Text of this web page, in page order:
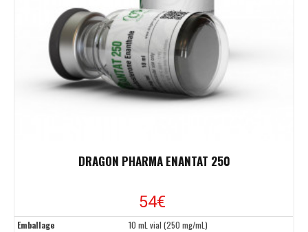
DRAGON PHARMA ENANTAT 250
54€
Emballage
10 mL vial (250 mg/mL)